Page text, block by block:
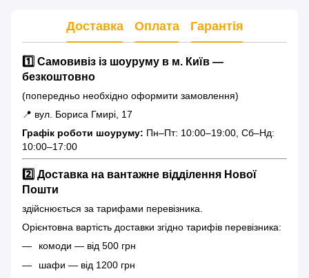
Доставка Оплата Гарантія
1️⃣ Самовивіз із шоуруму в м. Київ —
безкоштовно
(попередньо необхідно оформити замовлення)
📍 вул. Бориса Гмирі, 17
Графік роботи шоуруму: Пн–Пт: 10:00–19:00, Сб–Нд:
10:00–17:00
2️⃣ Доставка на вантажне відділення Нової
Пошти
здійснюється за тарифами перевізника.
Орієнтовна вартість доставки згідно тарифів перевізника:
комоди — від 500 грн
шафи — від 1200 грн